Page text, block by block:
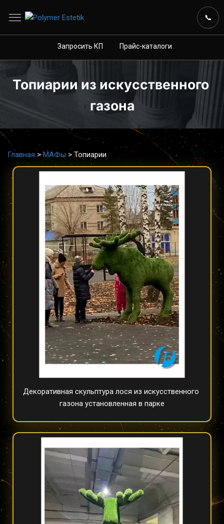
📞
Запросить КП Прайс-каталоги
Топиарии из искусственного
газона
Главная >МАФы >Топиарии
Декоративная скульптура лося из искусственного
газона установленная в парке